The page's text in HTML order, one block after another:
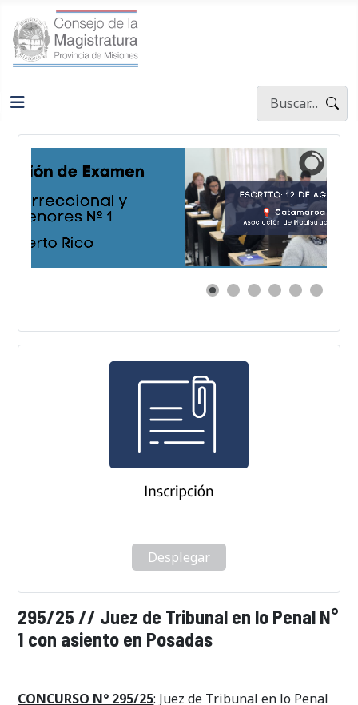
Buscar
Type 2 or more
Desplegar
295/25 // Juez de Tribunal en lo Penal N°
1 con asiento en Posadas
CONCURSO N° 295/25: Juez de Tribunal en lo Penal